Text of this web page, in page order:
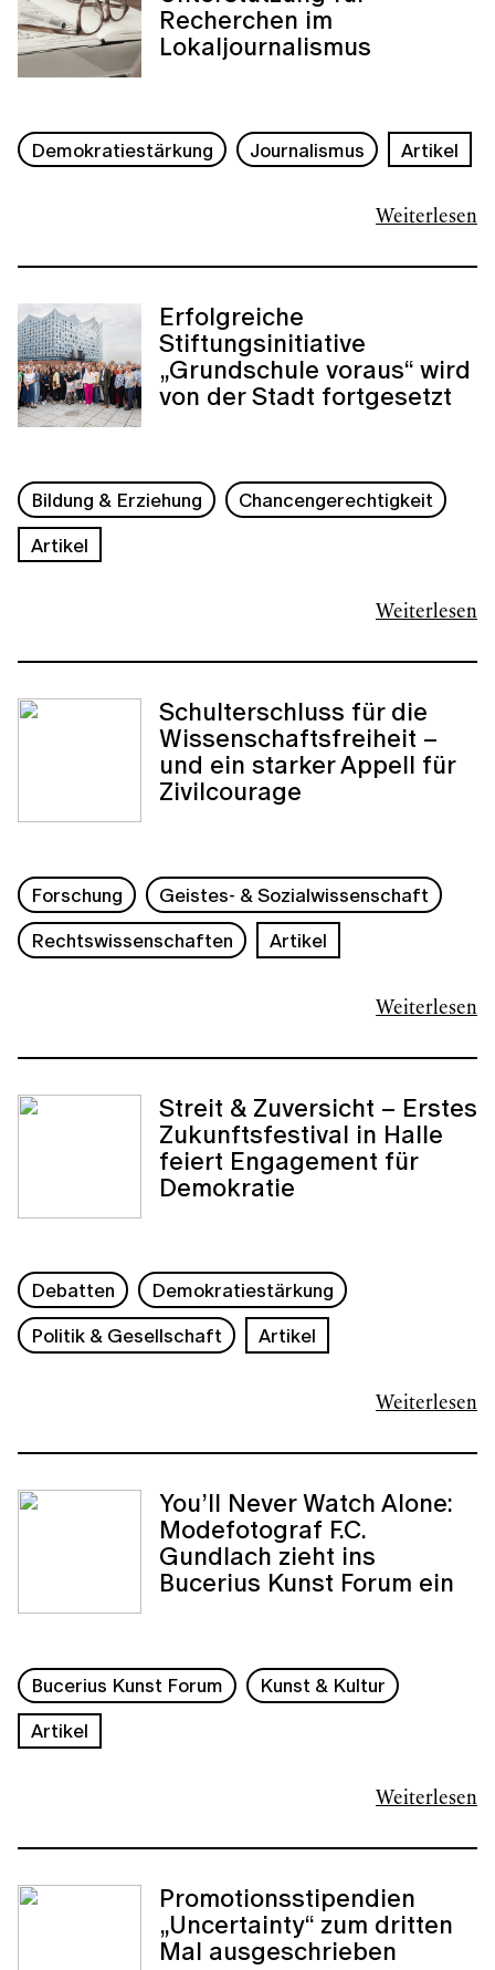
Recherchen im
Lokaljournalismus
Weiterlesen
Demokratiestärkung Journalismus Artikel
Erfolgreiche
Stiftungsinitiative
„Grundschule voraus“ wird
von der Stadt fortgesetzt
Weiterlesen
Bildung & Erziehung
Chancengerechtigkeit
Artikel
Schulterschluss für die
Wissenschaftsfreiheit –
und ein starker Appell für
Zivilcourage
Weiterlesen
Forschung
Geistes- & Sozialwissenschaft
Rechtswissenschaften
Artikel
Streit & Zuversicht – Erstes
Zukunftsfestival in Halle
feiert Engagement für
Demokratie
Weiterlesen
Debatten
Demokratiestärkung
Politik & Gesellschaft
Artikel
You’ll Never Watch Alone:
Modefotograf F.C.
Gundlach zieht ins
Bucerius Kunst Forum ein
Weiterlesen
Bucerius Kunst Forum
Kunst & Kultur
Artikel
Promotionsstipendien
„Uncertainty“ zum dritten
Mal ausgeschrieben